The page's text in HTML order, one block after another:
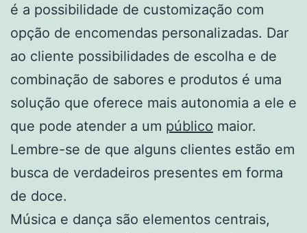
é a possibilidade de customização com
opção de encomendas personalizadas. Dar
ao cliente possibilidades de escolha e de
combinação de sabores e produtos é uma
solução que oferece mais autonomia a ele e
que pode atender a um público maior.
Lembre-se de que alguns clientes estão em
busca de verdadeiros presentes em forma
de doce.
Música e dança são elementos centrais,